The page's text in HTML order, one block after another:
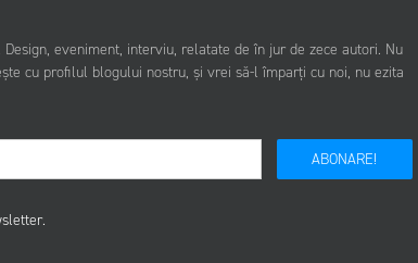
eveniment, interviu, relatate de în jur de zece autori. Nu
cu profilul blogului nostru, și vrei să-l împarți cu noi, nu ezita
ABONARE!